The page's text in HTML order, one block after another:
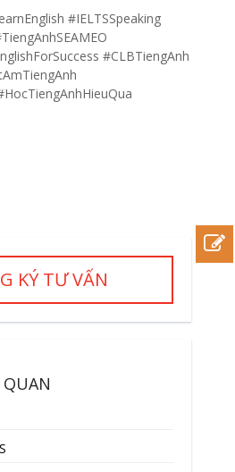
#IELTSSpeaking
#CLBTiengAnh
KÝ TƯ VẤN
QUAN